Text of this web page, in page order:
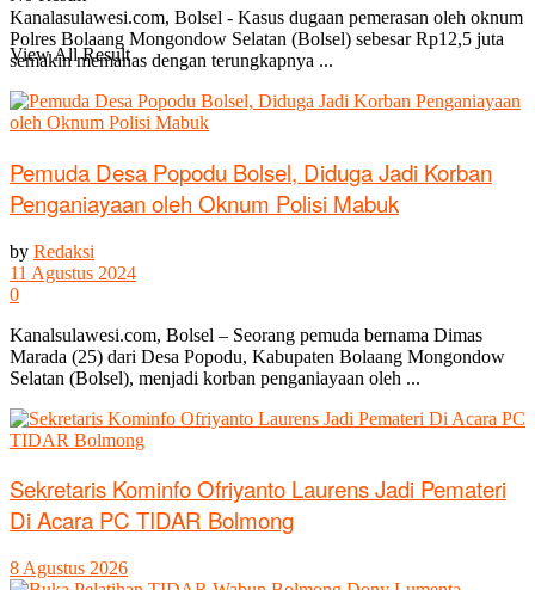
View All Result
Kanalasulawesi.com, Bolsel - Kasus dugaan pemerasan oleh oknum
Polres Bolaang Mongondow Selatan (Bolsel) sebesar Rp12,5 juta
semakin memanas dengan terungkapnya ...
Pemuda Desa Popodu Bolsel, Diduga Jadi Korban
Penganiayaan oleh Oknum Polisi Mabuk
by Redaksi
11 Agustus 2024
0
Kanalsulawesi.com, Bolsel – Seorang pemuda bernama Dimas
Marada (25) dari Desa Popodu, Kabupaten Bolaang Mongondow
Selatan (Bolsel), menjadi korban penganiayaan oleh ...
Sekretaris Kominfo Ofriyanto Laurens Jadi Pemateri
Di Acara PC TIDAR Bolmong
8 Agustus 2026